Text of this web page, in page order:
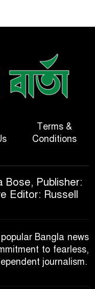
Terms &
Conditions
Bose, Publisher:
Editor: Russell
Bangla news
to fearless,
journalism.